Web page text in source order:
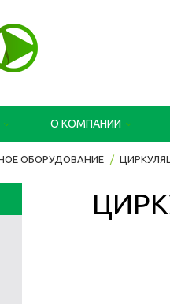
О КОМПАНИИ
ОБОРУДОВАНИЕ